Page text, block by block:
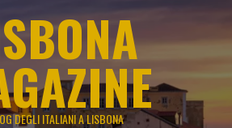
DEGLI ITALIANI A LISBONA